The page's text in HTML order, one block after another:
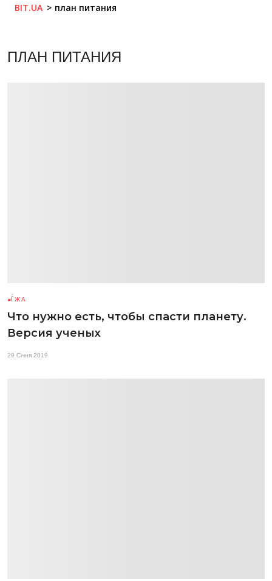
BIT.UA план питания
ПЛАН ПИТАНИЯ
ЇЖА
Что нужно есть, чтобы спасти планету.
Версия ученых
29 Січня 2019